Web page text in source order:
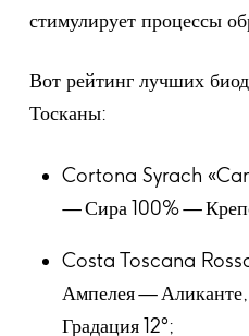
стимулирует процессы
Вот рейтинг лучших
Тосканы:
Cortona Syrach
— Сира 100% —
Costa Toscana
Ампелея —
Градация 12°;